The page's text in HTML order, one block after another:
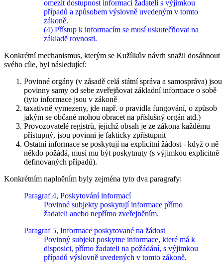
omezit dostupnost informací žadateli s výjimkou
případů a způsobem výslovně uvedeným v tomto
zákoně.
(4) Přístup k informacím se musí uskutečňovat na
základě rovnosti.
Konkrétní mechanismus, kterým se Kužílkův návrh snažil dosáhnout
svého cíle, byl následující:
Povinné orgány (v zásadě celá státní správa a samospráva) jsou
povinny samy od sebe zveřejňovat základní informace o sobě
(tyto informace jsou v zákoně
taxativně vymezeny, jde např. o pravidla fungování, o způsob
jakým se občané mohou obracet na příslušný orgán atd.)
Provozovatelé registrů, jejichž obsah je ze zákona každému
přístupný, jsou povinni je fakticky zpřístupnit
Ostatní informace se poskytují na explicitní žádost - když o ně
někdo požádá, musí mu být poskytnuty (s výjimkou explicitně
definovaných případů).
Konkrétním naplněním byly zejména tyto dva paragrafy:
Paragraf 4, Poskytování informací
Povinné subjekty poskytují informace přímo
žadateli anebo nepřímo zveřejněním.
Paragraf 5, Informace poskytované na žádost
Povinný subjekt poskytne informace, které má k
disposici, přímo žadateli na požádání, s výjimkou
případů výslovně uvedených v tomto zákoně.